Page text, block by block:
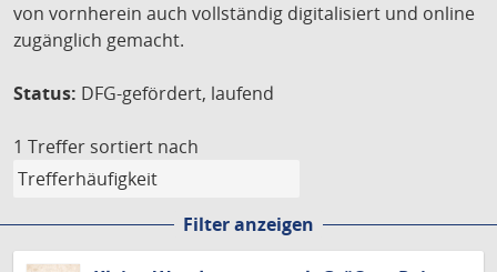
von vornherein auch vollständig digitalisiert und online
zugänglich gemacht.
Status: DFG-gefördert, laufend
1 Treffer sortiert nach
Filter anzeigen